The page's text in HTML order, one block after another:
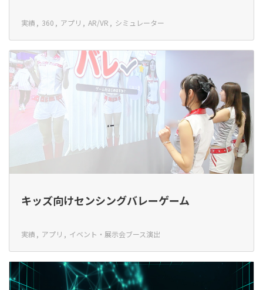
実績 360 アプリ AR/VR シミュレーター
キッズ向けセンシングバレーゲーム
実績 アプリ イベント・展示会ブース演出